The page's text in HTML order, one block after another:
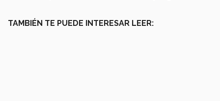
TAMBIÉN TE PUEDE INTERESAR LEER: